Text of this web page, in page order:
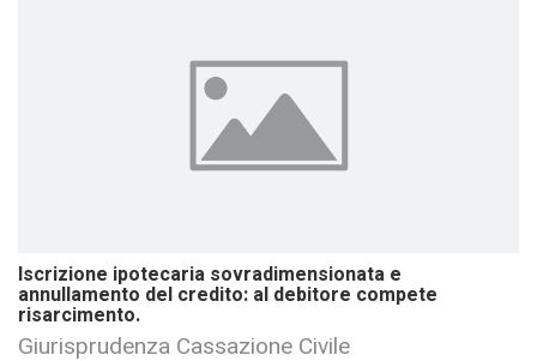
Iscrizione ipotecaria sovradimensionata e
annullamento del credito: al debitore compete
risarcimento.
Giurisprudenza Cassazione Civile